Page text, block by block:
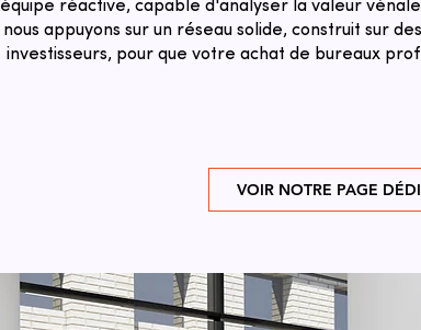
équipe réactive, capable d'analyser la valeur
nous appuyons sur un réseau solide, construit sur
investisseurs, pour que votre achat de bureaux
VOIR NOTRE PAGE